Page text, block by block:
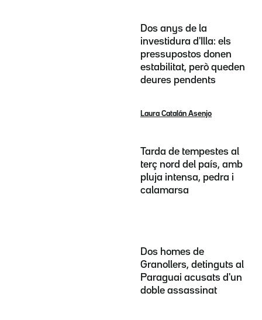
Dos anys de la
investidura d'Illa: els
pressupostos donen
estabilitat, però queden
deures pendents
Laura Catalán Asenjo
Tarda de tempestes al
terç nord del país, amb
pluja intensa, pedra i
calamarsa
Dos homes de
Granollers, detinguts al
Paraguai acusats d'un
doble assassinat